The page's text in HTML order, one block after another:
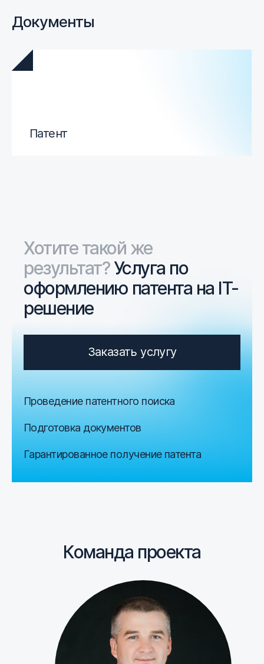
Документы
Патент
Хотите такой же
результат?Услуга по
оформлению патента на IT-
решение
Заказать услугу
Проведение патентного поиска
Подготовка документов
Гарантированное получение патента
Команда проекта